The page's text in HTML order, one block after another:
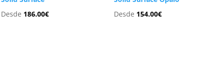
Desde 186.00€
Desde 154.00€